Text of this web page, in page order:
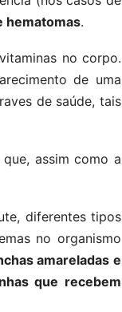
hematomas.
no corpo.
de uma
de saúde, tais
assim como a
diferentes tipos
no organismo
amareladas e
que recebem